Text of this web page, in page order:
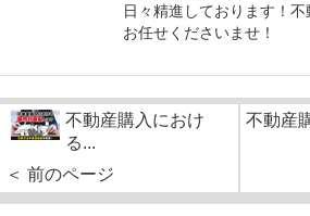
日々精進しております！
お任せくださいませ！
不動産購入におけ
る...
＜ 前のページ
不動産